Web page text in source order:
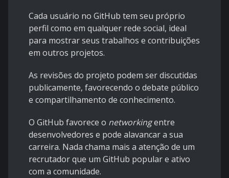
Cada usuário no GitHub tem seu próprio
perfil como em qualquer rede social, ideal
para mostrar seus trabalhos e contribuições
em outros projetos.
As revisões do projeto podem ser discutidas
publicamente, favorecendo o debate público
e compartilhamento de conhecimento.
O GitHub favorece o networkingentre
desenvolvedores e pode alavancar a sua
carreira. Nada chama mais a atenção de um
recrutador que um GitHub popular e ativo
com a comunidade.